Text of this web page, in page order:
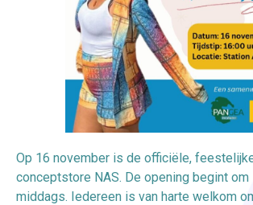
Op 16 november is de officiële,
conceptstore NAS. De opening begint om
middags. Iedereen is van harte welkom